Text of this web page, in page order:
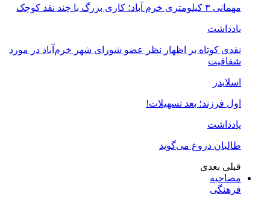
مهمانی ۳ کیلومتری خرم آباد؛ کاری بزرگ با چند نقد کوچک
یادداشت
نقدی کوتاه بر اظهار نظر عضو شورای شهر خرم‌آباد در مورد
شفافیت
اسلایدر
اول فرزند؛ بعد تسهیلات!
یادداشت
طالبان دروغ می‌گوید
قبلی بعدی
مصاحبه
فرهنگی